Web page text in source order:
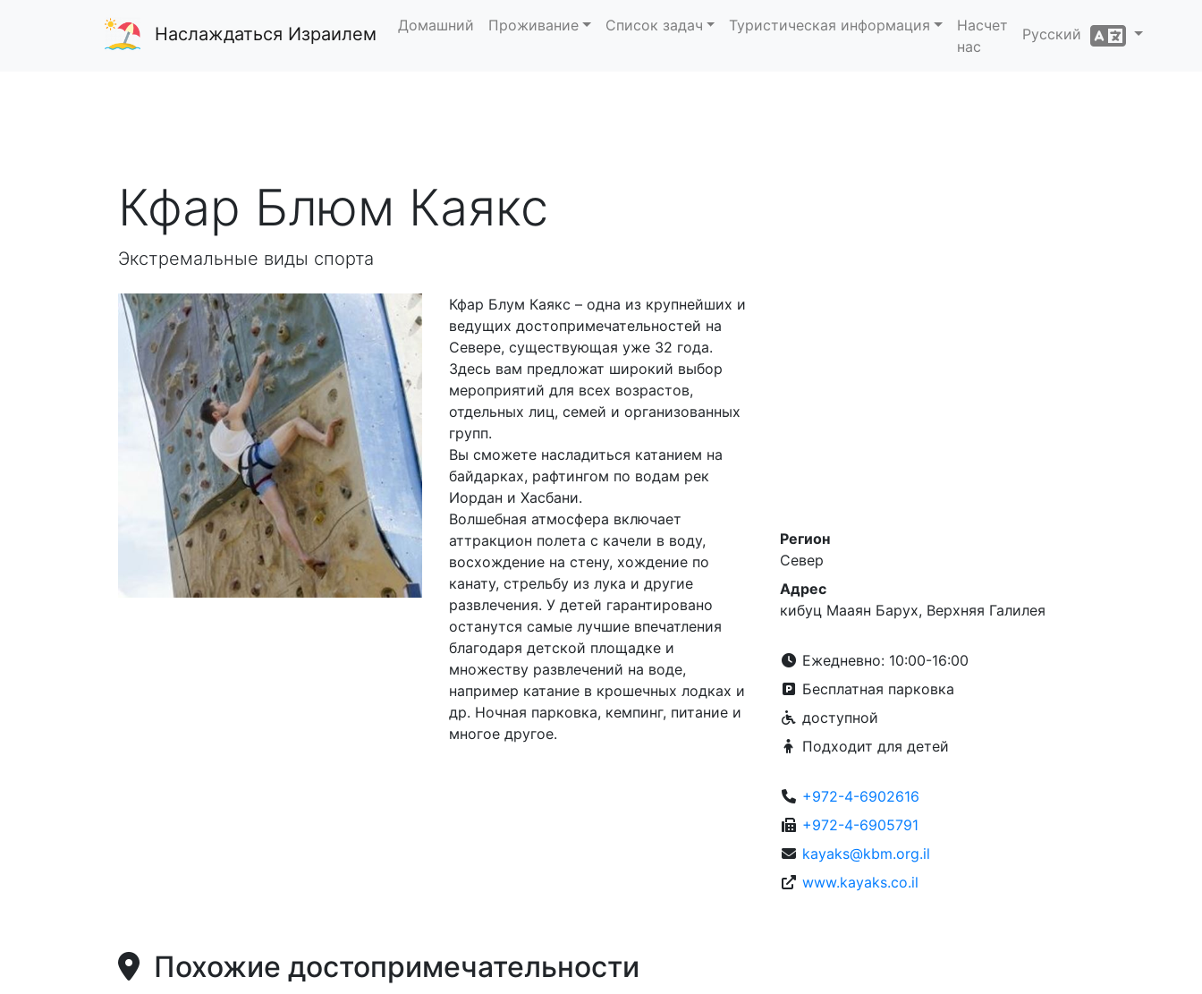
Наслаждаться Израилем Домашний Проживание Список задач Туристическая информация
Насчет
нас
Русский
Кфар Блюм Каякс
Экстремальные виды спорта
Кфар Блум Каякс – одна из крупнейших и
ведущих достопримечательностей на
Севере, существующая уже 32 года.
Здесь вам предложат широкий выбор
мероприятий для всех возрастов,
отдельных лиц, семей и организованных
групп.
Вы сможете насладиться катанием на
байдарках, рафтингом по водам рек
Иордан и Хасбани.
Волшебная атмосфера включает
аттракцион полета с качели в воду,
восхождение на стену, хождение по
канату, стрельбу из лука и другие
развлечения. У детей гарантировано
останутся самые лучшие впечатления
благодаря детской площадке и
множеству развлечений на воде,
например катание в крошечных лодках и
др. Ночная парковка, кемпинг, питание и
многое другое.
Регион
Север
Адрес
кибуц Мааян Барух, Верхняя Галилея
Ежедневно: 10:00-16:00
Бесплатная парковка
доступной
Подходит для детей
+972-4-6902616
+972-4-6905791
kayaks@kbm.org.il
www.kayaks.co.il
Похожие достопримечательности